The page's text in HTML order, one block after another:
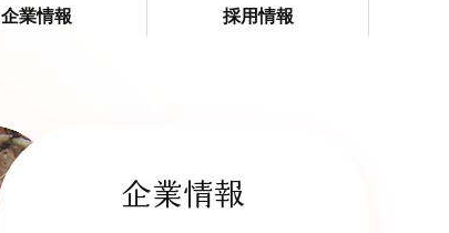
企業情報 採用情報
企業情報